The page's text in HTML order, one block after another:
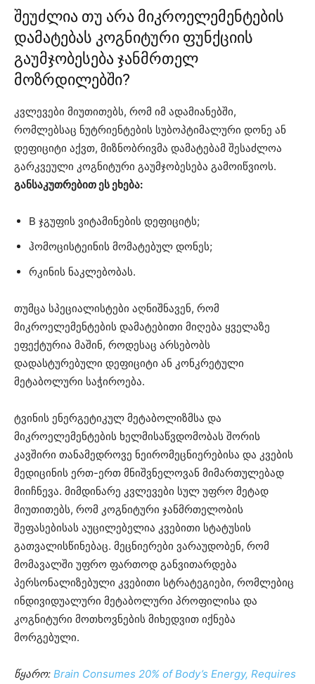
შეუძლია თუ არა მიკროელემენტების
დამატებას კოგნიტური ფუნქციის
გაუმჯობესება ჯანმრთელ
მოზრდილებში?
კვლევები მიუთითებს, რომ იმ ადამიანებში,
რომლებსაც ნუტრიენტების სუბოპტიმალური დონე ან
დეფიციტი აქვთ, მიზნობრივმა დამატებამ შესაძლოა
გარკვეული კოგნიტური გაუმჯობესება გამოიწვიოს.
განსაკუთრებით ეს ეხება:
B ჯგუფის ვიტამინების დეფიციტს;
ჰომოცისტეინის მომატებულ დონეს;
რკინის ნაკლებობას.
თუმცა სპეციალისტები აღნიშნავენ, რომ
მიკროელემენტების დამატებითი მიღება ყველაზე
ეფექტურია მაშინ, როდესაც არსებობს
დადასტურებული დეფიციტი ან კონკრეტული
მეტაბოლური საჭიროება.
ტვინის ენერგეტიკულ მეტაბოლიზმსა და
მიკროელემენტების ხელმისაწვდომობას შორის
კავშირი თანამედროვე ნეირომეცნიერებისა და კვების
მედიცინის ერთ-ერთ მნიშვნელოვან მიმართულებად
მიიჩნევა. მიმდინარე კვლევები სულ უფრო მეტად
მიუთითებს, რომ კოგნიტური ჯანმრთელობის
შეფასებისას აუცილებელია კვებითი სტატუსის
გათვალისწინებაც. მეცნიერები ვარაუდობენ, რომ
მომავალში უფრო ფართოდ განვითარდება
პერსონალიზებული კვებითი სტრატეგიები, რომლებიც
ინდივიდუალური მეტაბოლური პროფილისა და
კოგნიტური მოთხოვნების მიხედვით იქნება
მორგებული.
წყარო: Brain Consumes 20% of Body’s Energy, Requires